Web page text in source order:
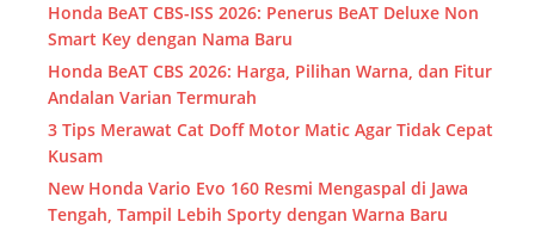
Honda BeAT CBS-ISS 2026: Penerus BeAT Deluxe Non
Smart Key dengan Nama Baru
Honda BeAT CBS 2026: Harga, Pilihan Warna, dan Fitur
Andalan Varian Termurah
3 Tips Merawat Cat Doff Motor Matic Agar Tidak Cepat
Kusam
New Honda Vario Evo 160 Resmi Mengaspal di Jawa
Tengah, Tampil Lebih Sporty dengan Warna Baru